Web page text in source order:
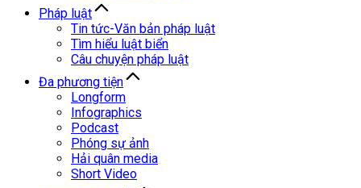
Pháp luật
Tin tức-Văn bản pháp luật
Tìm hiểu luật biển
Câu chuyện pháp luật
Đa phương tiện
Longform
Infographics
Podcast
Phóng sự ảnh
Hải quân media
Short Video